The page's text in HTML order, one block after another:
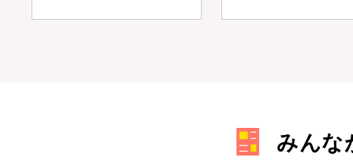
みんな